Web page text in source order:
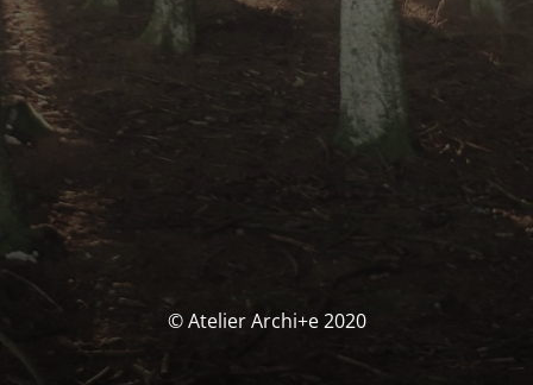
© Atelier Archi+e 2020